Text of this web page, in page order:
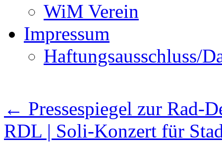
WiM Verein
Impressum
Haftungsausschluss/
← Pressespiegel zur Rad-
RDL | Soli-Konzert für